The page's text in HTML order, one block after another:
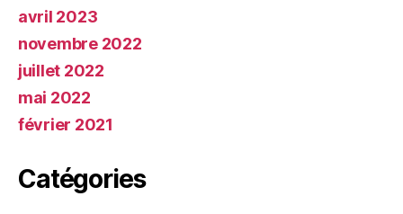
avril 2023
novembre 2022
juillet 2022
mai 2022
février 2021
Catégories